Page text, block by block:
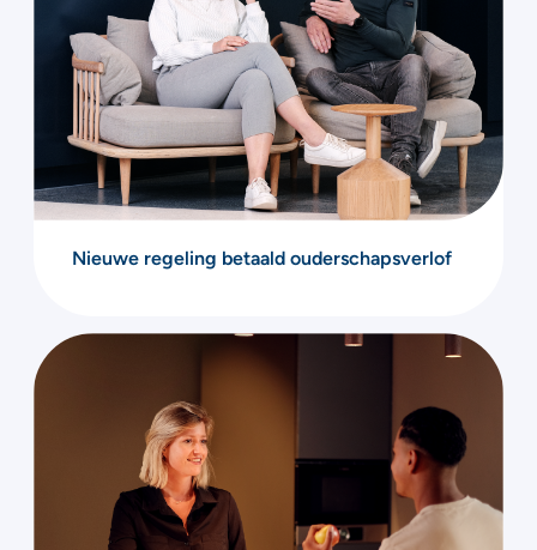
Nieuwe regeling betaald ouderschapsverlof